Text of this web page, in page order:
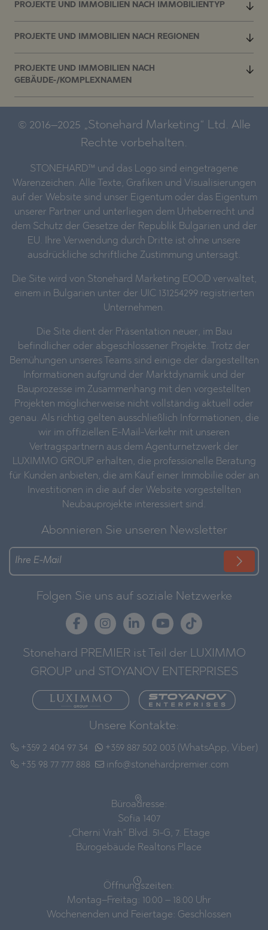
PROJEKTE UND IMMOBILIEN NACH IMMOBILIENTYP
PROJEKTE UND IMMOBILIEN NACH REGIONEN
PROJEKTE UND IMMOBILIEN NACH
GEBÄUDE-/KOMPLEXNAMEN
© 2016–2025 „Stonehard Marketing“ Ltd. Alle
Rechte vorbehalten.
STONEHARD™ und das Logo sind eingetragene
Warenzeichen. Alle Texte, Grafiken und Visualisierungen
auf der Website sind unser Eigentum oder das Eigentum
unserer Partner und unterliegen dem Urheberrecht und
dem Schutz der Gesetze der Republik Bulgarien und der
EU. Ihre Verwendung durch Dritte ist ohne unsere
ausdrückliche schriftliche Zustimmung untersagt.
Die Site wird von Stonehard Marketing EOOD verwaltet,
einem in Bulgarien unter der UIC 131254299 registrierten
Unternehmen.
Die Site dient der Präsentation neuer, im Bau
befindlicher oder abgeschlossener Projekte. Trotz der
Bemühungen unseres Teams sind einige der dargestellten
Informationen aufgrund der Marktdynamik und der
Bauprozesse im Zusammenhang mit den vorgestellten
Projekten möglicherweise nicht vollständig aktuell oder
genau. Als richtig gelten ausschließlich Informationen, die
wir im offiziellen E-Mail-Verkehr mit unseren
Vertragspartnern aus dem Agenturnetzwerk der
LUXIMMO GROUP erhalten, die professionelle Beratung
für Kunden anbieten, die am Kauf einer Immobilie oder an
Investitionen in die auf der Website vorgestellten
Neubauprojekte interessiert sind.
Abonnieren Sie unseren Newsletter
Folgen Sie uns auf soziale Netzwerke
Stonehard PREMIER ist Teil der LUXIMMO
GROUP und STOYANOV ENTERPRISES
Unsere Kontakte:
+359 2 404 97 34
+35 98 77 777 888
+359 887 502 003 (WhatsApp, Viber)
info@stonehardpremier.com
Büroadresse:
Sofia 1407
„Cherni Vrah“ Blvd. 51-G, 7. Etage
Bürogebäude Realtons Place
Öffnungszeiten:
Montag–Freitag: 10:00 – 18:00 Uhr
Wochenenden und Feiertage: Geschlossen